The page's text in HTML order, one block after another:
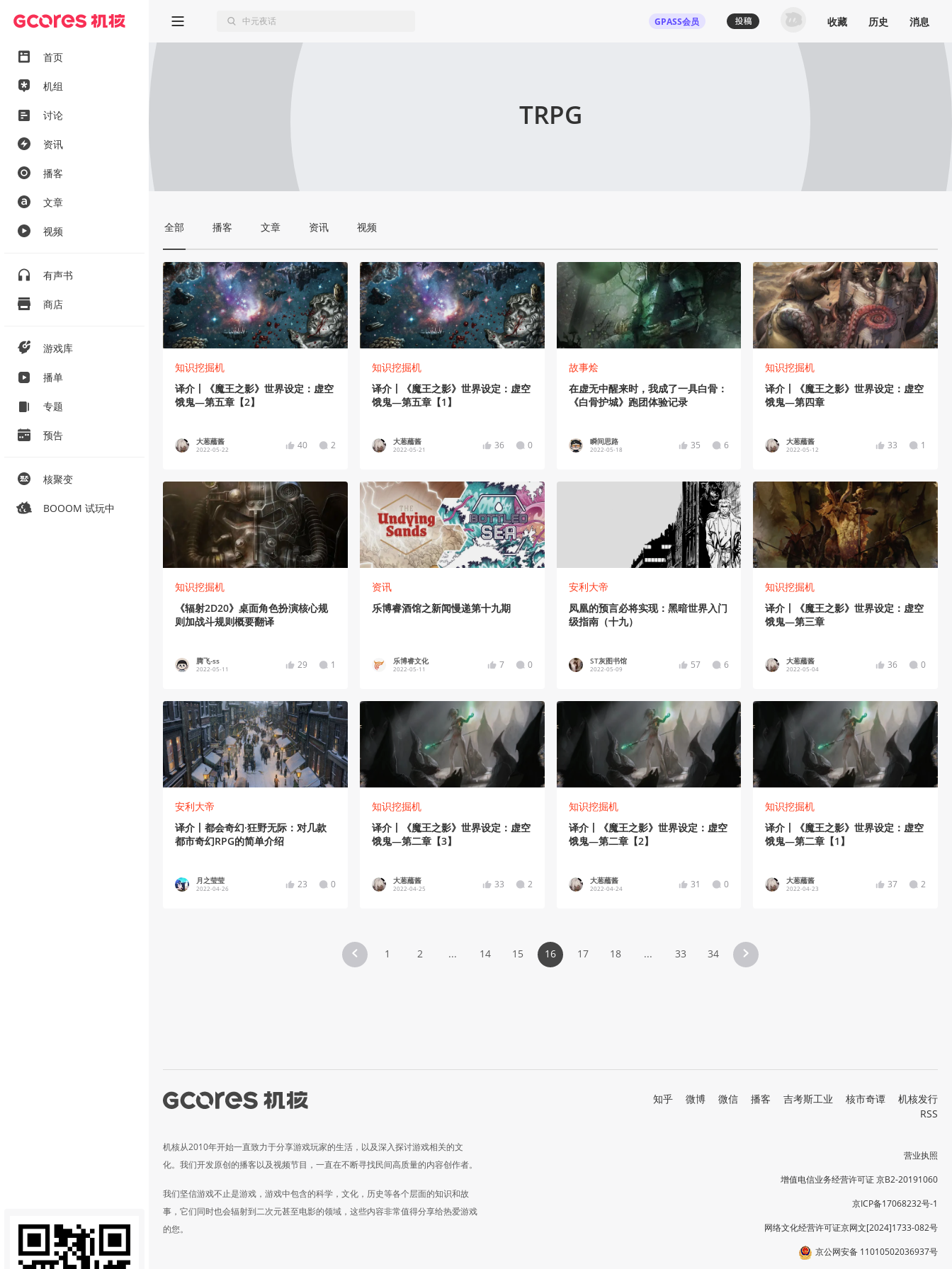
首页
机组
讨论
资讯
播客
文章
视频
有声书
商店
游戏库
播单
专题
预告
核聚变
BOOOM 试玩中
GPASS会员 收藏 历史 消息
TRPG
全部 播客 文章 资讯 视频
知识挖掘机
译介丨《魔王之影》世界设定：虚空
饿鬼—第五章【2】
大葱蘸酱
2022-05-22 40 2
知识挖掘机
译介丨《魔王之影》世界设定：虚空
饿鬼—第五章【1】
大葱蘸酱
2022-05-21 36 0
故事烩
在虚无中醒来时，我成了一具白骨：
《白骨护城》跑团体验记录
瞬间思路
2022-05-18 35 6
知识挖掘机
译介丨《魔王之影》世界设定：虚空
饿鬼—第四章
大葱蘸酱
2022-05-12 33 1
知识挖掘机
《辐射2D20》桌面角色扮演核心规
则加战斗规则概要翻译
腾飞-ss
2022-05-11 29 1
资讯
乐博睿酒馆之新闻慢递第十九期
乐博睿文化
2022-05-11 7 0
安利大帝
凤凰的预言必将实现：黑暗世界入门
级指南（十九）
ST灰图书馆
2022-05-09 57 6
知识挖掘机
译介丨《魔王之影》世界设定：虚空
饿鬼—第三章
大葱蘸酱
2022-05-04 36 0
安利大帝
译介丨都会奇幻·狂野无际：对几款
都市奇幻RPG的简单介绍
月之莹莹
2022-04-26 23 0
知识挖掘机
译介丨《魔王之影》世界设定：虚空
饿鬼—第二章【3】
大葱蘸酱
2022-04-25 33 2
知识挖掘机
译介丨《魔王之影》世界设定：虚空
饿鬼—第二章【2】
大葱蘸酱
2022-04-24 31 0
知识挖掘机
译介丨《魔王之影》世界设定：虚空
饿鬼—第二章【1】
大葱蘸酱
2022-04-23 37 2
1 2 ... 14 15 16 17 18 ... 33 34
机核从2010年开始一直致力于分享游戏玩家的生活，以及深入探讨游戏相关的文
化。我们开发原创的播客以及视频节目，一直在不断寻找民间高质量的内容创作者。
我们坚信游戏不止是游戏，游戏中包含的科学，文化，历史等各个层面的知识和故
事，它们同时也会辐射到二次元甚至电影的领域，这些内容非常值得分享给热爱游戏
的您。
知乎 微博 微信 播客 吉考斯工业 核市奇谭
机核发行
RSS
营业执照
增值电信业务经营许可证 京B2-20191060
京ICP备17068232号-1
网络文化经营许可证京网文[2024]1733-082号
京公网安备 11010502036937号